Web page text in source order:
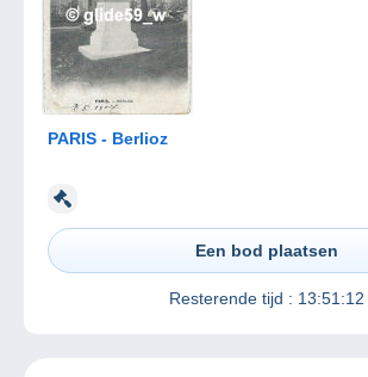
PARIS - Berlioz
Een bod plaatsen
Resterende tijd : 13:51:12